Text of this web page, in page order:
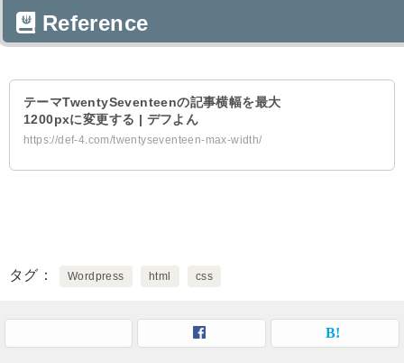
Reference
テーマTwentySeventeenの記事横幅を最大
1200pxに変更する | デフよん
https://def-4.com/twentyseventeen-max-width/
タグ Wordpress html css